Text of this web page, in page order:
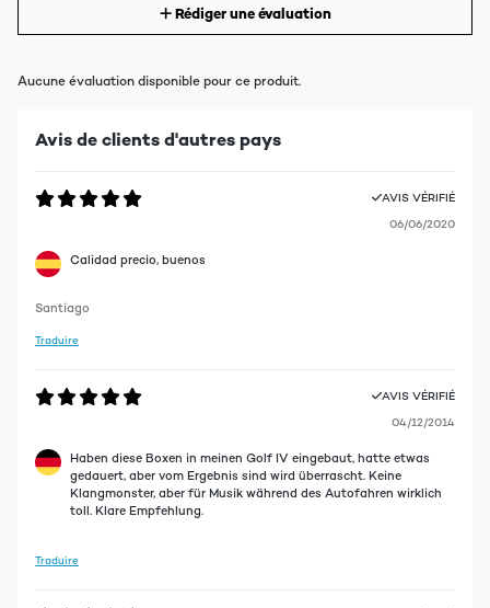
Rédiger une évaluation
Aucune évaluation disponible pour ce produit.
Avis de clients d'autres pays
AVIS VÉRIFIÉ
06/06/2020
Calidad precio, buenos
Santiago
Traduire
AVIS VÉRIFIÉ
04/12/2014
Haben diese Boxen in meinen Golf IV eingebaut, hatte etwas
gedauert, aber vom Ergebnis sind wird überrascht. Keine
Klangmonster, aber für Musik während des Autofahren wirklich
toll. Klare Empfehlung.
Traduire